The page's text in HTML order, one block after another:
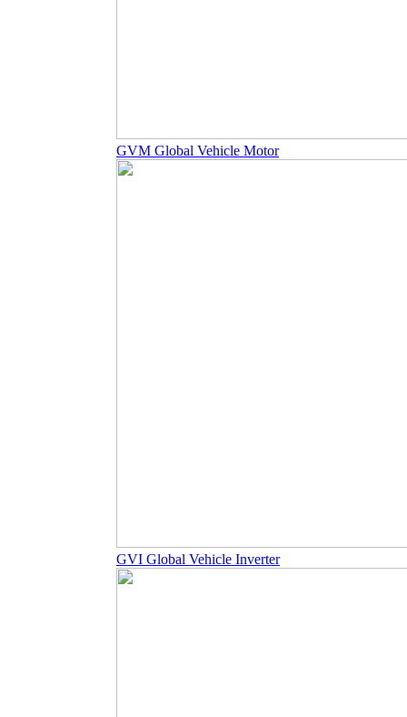
GVM Global Vehicle Motor
GVI Global Vehicle Inverter